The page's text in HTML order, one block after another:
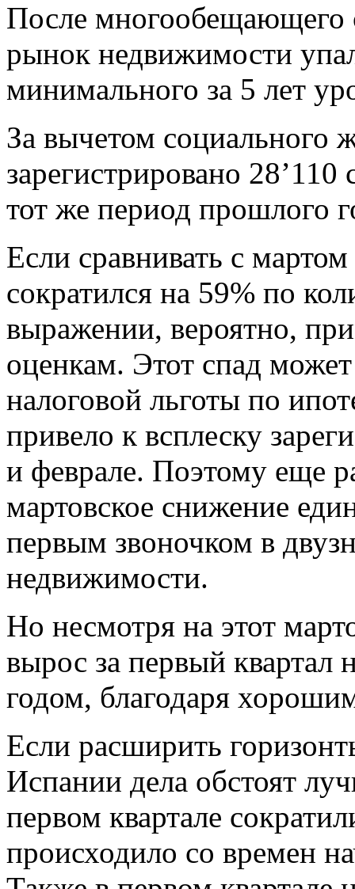
После многообещающего
рынок недвижимости
минимального за 5 лет
За вычетом социального
зарегистрировано
тот же период прошлого
Если сравнивать с
сократился на 59% по
выражении, вероятно,
оценкам. Этот спад
налоговой льготы по
привело к всплеску
и феврале. Поэтому еще
мартовское снижение
первым звоночком в
недвижимости.
Но несмотря на этот
вырос за первый
годом, благодаря
Если расширить
Испании дела обстоят
первом квартале
происходило со времен